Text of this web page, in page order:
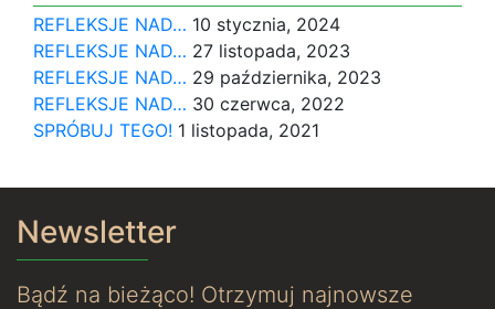
REFLEKSJE NAD… 10 stycznia, 2024
REFLEKSJE NAD… 27 listopada, 2023
REFLEKSJE NAD… 29 października, 2023
REFLEKSJE NAD… 30 czerwca, 2022
SPRÓBUJ TEGO! 1 listopada, 2021
Newsletter
Bądź na bieżąco! Otrzymuj najnowsze